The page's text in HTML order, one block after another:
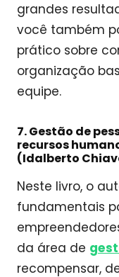
grandes
você também
prático sobre
organização
equipe.
7. Gestão de
recursos
(Idalberto
Neste livro, o
fundamentais
da área de
recompensar,